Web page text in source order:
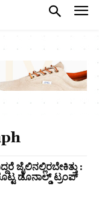
ಜೈಲಿನಲ್ಲಿರಬೇಕಿತ್ತು :
ಡೊನಾಲ್ಡ್‌ ಟ್ರಂಪ್‌